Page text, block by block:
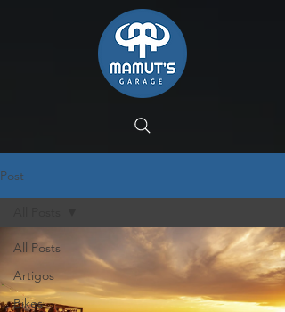
Post
All Posts
Artigos
Bikes